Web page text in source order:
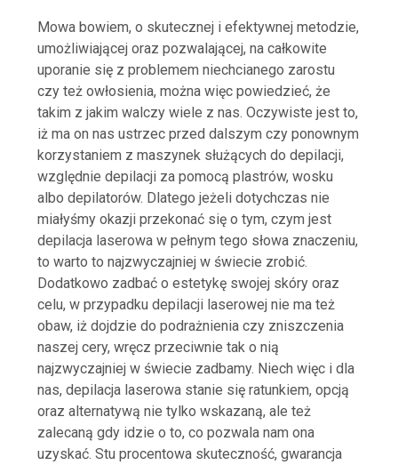
Mowa bowiem, o skutecznej i efektywnej metodzie,
umożliwiającej oraz pozwalającej, na całkowite
uporanie się z problemem niechcianego zarostu
czy też owłosienia, można więc powiedzieć, że
takim z jakim walczy wiele z nas. Oczywiste jest to,
iż ma on nas ustrzec przed dalszym czy ponownym
korzystaniem z maszynek służących do depilacji,
względnie depilacji za pomocą plastrów, wosku
albo depilatorów. Dlatego jeżeli dotychczas nie
miałyśmy okazji przekonać się o tym, czym jest
depilacja laserowa w pełnym tego słowa znaczeniu,
to warto to najzwyczajniej w świecie zrobić.
Dodatkowo zadbać o estetykę swojej skóry oraz
celu, w przypadku depilacji laserowej nie ma też
obaw, iż dojdzie do podrażnienia czy zniszczenia
naszej cery, wręcz przeciwnie tak o nią
najzwyczajniej w świecie zadbamy. Niech więc i dla
nas, depilacja laserowa stanie się ratunkiem, opcją
oraz alternatywą nie tylko wskazaną, ale też
zalecaną gdy idzie o to, co pozwala nam ona
uzyskać. Stu procentowa skuteczność, gwarancja